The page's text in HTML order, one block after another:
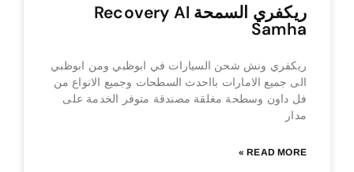
ريكفري السمحة Recovery Al
Samha
ريكفري ونش شحن السيارات في ابوظبي ومن ابوظبي
الى جميع الامارات بااحدث السطحات وجميع الانواع من
فل داون وسطحة مغلقة مصندقة متوفر الخدمة على
مدار
READ MORE »